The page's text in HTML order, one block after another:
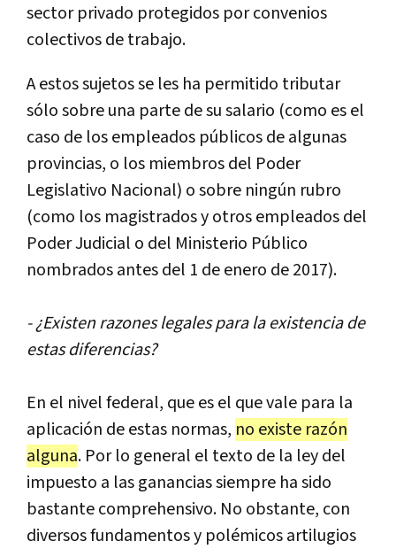
sector privado protegidos porconvenios
colectivosdetrabajo.
Aestossujetosse les ha permitido tributar
sólosobreuna partedesusalario (como esel
caso de losempleados públicosdealgunas
provincias, o los miembrosdel Poder
Legislativo Nacional) osobre ningún rubro
(como los magistradosyotrosempleadosdel
PoderJudicial o del Ministerio Público
nombradosantesdel 1 deenero de2017).
- ¿Existenrazones legalespara la existencia de
estas diferencias?
En el nivelfederal, queesel quevale para la
aplicación deestas normas, no existe razón
alguna. Por lo general el texto de la leydel
impuesto a lasgananciassiempre hasido
bastantecomprehensivo. No obstante, con
diversosfundamentosy polémicosartilugios